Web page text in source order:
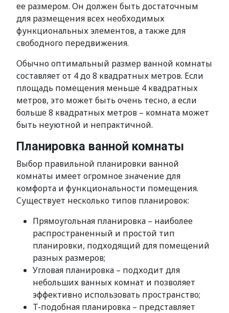
ее размером. Он должен быть достаточным
для размещения всех необходимых
функциональных элементов, а также для
свободного передвижения.
Обычно оптимальный размер ванной комнаты
составляет от 4 до 8 квадратных метров. Если
площадь помещения меньше 4 квадратных
метров, это может быть очень тесно, а если
больше 8 квадратных метров – комната может
быть неуютной и непрактичной.
Планировка ванной комнаты
Выбор правильной планировки ванной
комнаты имеет огромное значение для
комфорта и функциональности помещения.
Существует несколько типов планировок:
Прямоугольная планировка – наиболее
распространенный и простой тип
планировки, подходящий для помещений
разных размеров;
Угловая планировка – подходит для
небольших ванных комнат и позволяет
эффективно использовать пространство;
T-подобная планировка – представляет